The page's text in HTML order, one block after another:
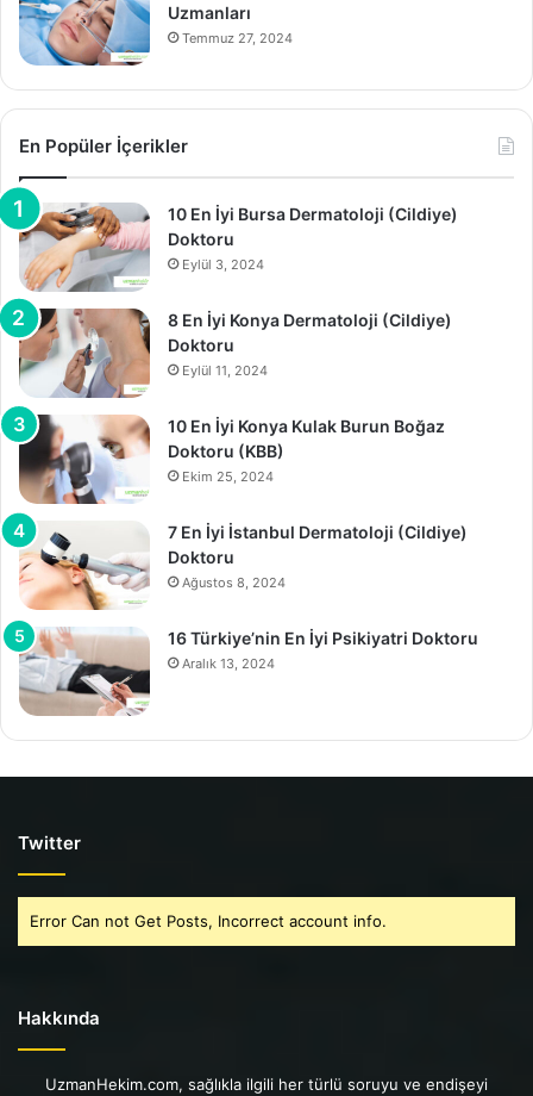
Uzmanları
Temmuz 27, 2024
En Popüler İçerikler
10 En İyi Bursa Dermatoloji (Cildiye)
Doktoru
Eylül 3, 2024
8 En İyi Konya Dermatoloji (Cildiye)
Doktoru
Eylül 11, 2024
10 En İyi Konya Kulak Burun Boğaz
Doktoru (KBB)
Ekim 25, 2024
7 En İyi İstanbul Dermatoloji (Cildiye)
Doktoru
Ağustos 8, 2024
16 Türkiye’nin En İyi Psikiyatri Doktoru
Aralık 13, 2024
Twitter
Error Can not Get Posts, Incorrect account info.
Hakkında
UzmanHekim.com, sağlıkla ilgili her türlü soruyu ve endişeyi